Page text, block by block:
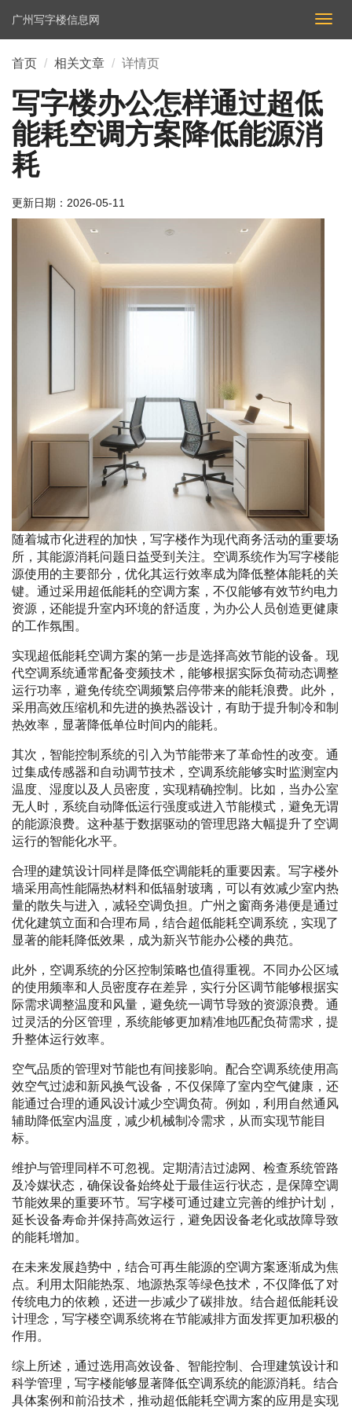
切
换
广州写字楼信息网
首页 相关文章 详情页
写字楼办公怎样通过超低
能耗空调方案降低能源消
耗
更新日期： 2026-05-11
随着城市化进程的加快，写字楼作为现代商务活动的重要场
所，其能源消耗问题日益受到关注。空调系统作为写字楼能
源使用的主要部分，优化其运行效率成为降低整体能耗的关
键。通过采用超低能耗的空调方案，不仅能够有效节约电力
资源，还能提升室内环境的舒适度，为办公人员创造更健康
的工作氛围。
实现超低能耗空调方案的第一步是选择高效节能的设备。现
代空调系统通常配备变频技术，能够根据实际负荷动态调整
运行功率，避免传统空调频繁启停带来的能耗浪费。此外，
采用高效压缩机和先进的换热器设计，有助于提升制冷和制
热效率，显著降低单位时间内的能耗。
其次，智能控制系统的引入为节能带来了革命性的改变。通
过集成传感器和自动调节技术，空调系统能够实时监测室内
温度、湿度以及人员密度，实现精确控制。比如，当办公室
无人时，系统自动降低运行强度或进入节能模式，避免无谓
的能源浪费。这种基于数据驱动的管理思路大幅提升了空调
运行的智能化水平。
合理的建筑设计同样是降低空调能耗的重要因素。写字楼外
墙采用高性能隔热材料和低辐射玻璃，可以有效减少室内热
量的散失与进入，减轻空调负担。广州之窗商务港便是通过
优化建筑立面和合理布局，结合超低能耗空调系统，实现了
显著的能耗降低效果，成为新兴节能办公楼的典范。
此外，空调系统的分区控制策略也值得重视。不同办公区域
的使用频率和人员密度存在差异，实行分区调节能够根据实
际需求调整温度和风量，避免统一调节导致的资源浪费。通
过灵活的分区管理，系统能够更加精准地匹配负荷需求，提
升整体运行效率。
空气品质的管理对节能也有间接影响。配合空调系统使用高
效空气过滤和新风换气设备，不仅保障了室内空气健康，还
能通过合理的通风设计减少空调负荷。例如，利用自然通风
辅助降低室内温度，减少机械制冷需求，从而实现节能目
标。
维护与管理同样不可忽视。定期清洁过滤网、检查系统管路
及冷媒状态，确保设备始终处于最佳运行状态，是保障空调
节能效果的重要环节。写字楼可通过建立完善的维护计划，
延长设备寿命并保持高效运行，避免因设备老化或故障导致
的能耗增加。
在未来发展趋势中，结合可再生能源的空调方案逐渐成为焦
点。利用太阳能热泵、地源热泵等绿色技术，不仅降低了对
传统电力的依赖，还进一步减少了碳排放。结合超低能耗设
计理念，写字楼空调系统将在节能减排方面发挥更加积极的
作用。
综上所述，通过选用高效设备、智能控制、合理建筑设计和
科学管理，写字楼能够显著降低空调系统的能源消耗。结合
具体案例和前沿技术，推动超低能耗空调方案的应用是实现